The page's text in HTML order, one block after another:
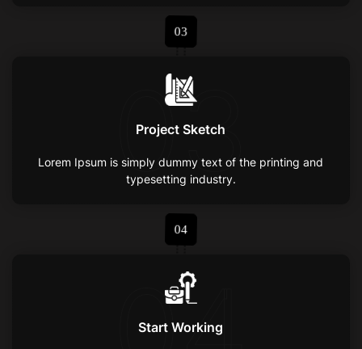
03
Project Sketch
Lorem Ipsum is simply dummy text of the printing and
typesetting industry.
03
04
Start Working